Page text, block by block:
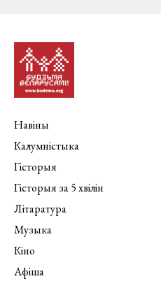
Навіны
Калумністыка
Гісторыя
Гісторыя за 5 хвілін
Літаратура
Музыка
Кіно
Афіша